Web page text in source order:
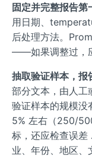
固定并完整报告第
用日期、
后处理方法。
——如果调整过，
抽取验证样本，报
部分文本，由人工
验证样本的规模没
5% 左右（250/
标，还应检查误差
业、年份、地区、